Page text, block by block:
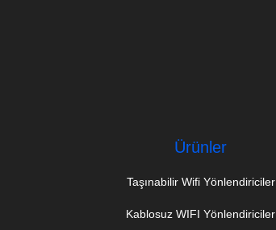
Ürünler
Taşınabilir Wifi Yönlendiriciler
Kablosuz WIFI Yönlendiriciler